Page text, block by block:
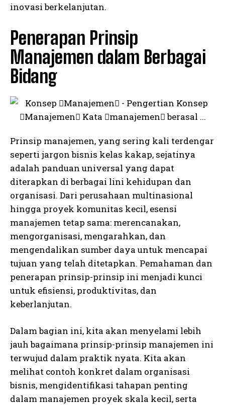
inovasi berkelanjutan.
Penerapan Prinsip
Manajemen dalam Berbagai
Bidang
Prinsip manajemen, yang sering kali terdengar
seperti jargon bisnis kelas kakap, sejatinya
adalah panduan universal yang dapat
diterapkan di berbagai lini kehidupan dan
organisasi. Dari perusahaan multinasional
hingga proyek komunitas kecil, esensi
manajemen tetap sama: merencanakan,
mengorganisasi, mengarahkan, dan
mengendalikan sumber daya untuk mencapai
tujuan yang telah ditetapkan. Pemahaman dan
penerapan prinsip-prinsip ini menjadi kunci
untuk efisiensi, produktivitas, dan
keberlanjutan.
Dalam bagian ini, kita akan menyelami lebih
jauh bagaimana prinsip-prinsip manajemen ini
terwujud dalam praktik nyata. Kita akan
melihat contoh konkret dalam organisasi
bisnis, mengidentifikasi tahapan penting
dalam manajemen proyek skala kecil, serta